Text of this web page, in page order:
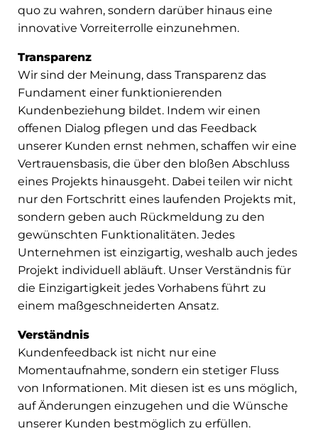
quo zu wahren, sondern darüber hinaus eine
innovative Vorreiterrolle einzunehmen.
Transparenz
Wir sind der Meinung, dass Transparenz das
Fundament einer funktionierenden
Kundenbeziehung bildet. Indem wir einen
offenen Dialog pflegen und das Feedback
unserer Kunden ernst nehmen, schaffen wir eine
Vertrauensbasis, die über den bloßen Abschluss
eines Projekts hinausgeht. Dabei teilen wir nicht
nur den Fortschritt eines laufenden Projekts mit,
sondern geben auch Rückmeldung zu den
gewünschten Funktionalitäten. Jedes
Unternehmen ist einzigartig, weshalb auch jedes
Projekt individuell abläuft. Unser Verständnis für
die Einzigartigkeit jedes Vorhabens führt zu
einem maßgeschneiderten Ansatz.
Verständnis
Kundenfeedback ist nicht nur eine
Momentaufnahme, sondern ein stetiger Fluss
von Informationen. Mit diesen ist es uns möglich,
auf Änderungen einzugehen und die Wünsche
unserer Kunden bestmöglich zu erfüllen.